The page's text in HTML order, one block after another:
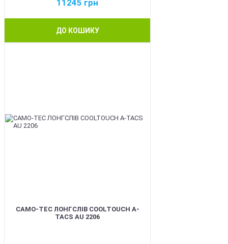
11245 грн
ДО КОШИКУ
CAMO-TEC ЛОНГСЛІВ COOLTOUCH A-
TACS AU 2206